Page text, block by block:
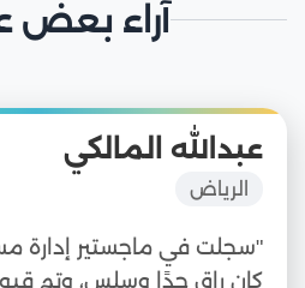
آراء بعض
عبدالله المالكي
الرياض
"سجلت في ماجستير إدارة
كان راقٍ جدًا وسلس، وتم